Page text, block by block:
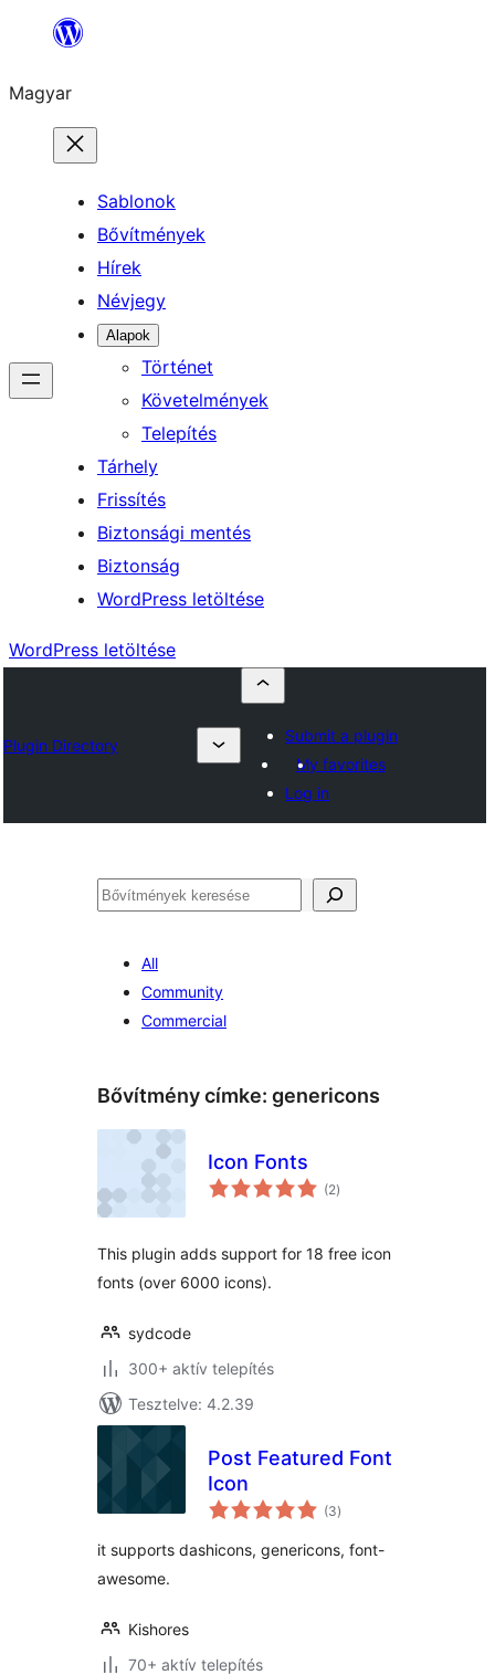
Ugrás
tartalomhoz
Magyar
Sablonok
Bővítmények
Hírek
Névjegy
Alapok
Történet
Követelmények
Telepítés
Tárhely
Frissítés
Biztonsági mentés
Biztonság
WordPress letöltése
WordPress letöltése
Plugin Directory
Submit a plugin
My favorites
Log in
Keresés
All
Community
Commercial
Bővítmény címke: genericons
Icon Fonts
(2értékelés
összesen
)
This plugin adds support for 18 free icon
fonts (over 6000 icons).
sydcode
300+ aktív telepítés
Tesztelve: 4.2.39
Post Featured Font
Icon
(3értékelés
összesen
)
it supports dashicons, genericons, font-
awesome.
Kishores
70+ aktív telepítés